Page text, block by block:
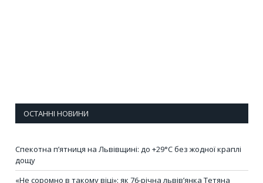
ОСТАННІ НОВИНИ
Спекотна п’ятниця на Львівщині: до +29°C без жодної краплі
дощу
«Не соромно в такому віці»: як 76-річна львів’янка Тетяна